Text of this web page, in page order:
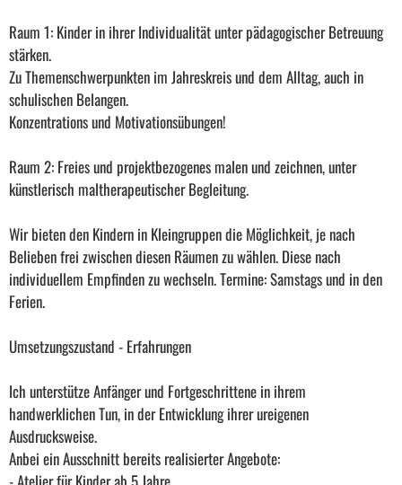
Raum 1: Kinder in ihrer Individualität unter pädagogischer Betreuung
stärken.
Zu Themenschwerpunkten im Jahreskreis und dem Alltag, auch in
schulischen Belangen.
Konzentrations und Motivationsübungen!
Raum 2: Freies und projektbezogenes malen und zeichnen, unter
künstlerisch maltherapeutischer Begleitung.
Wir bieten den Kindern in Kleingruppen die Möglichkeit, je nach
Belieben frei zwischen diesen Räumen zu wählen. Diese nach
individuellem Empfinden zu wechseln. Termine: Samstags und in den
Ferien.
Umsetzungszustand - Erfahrungen
Ich unterstütze Anfänger und Fortgeschrittene in ihrem
handwerklichen Tun, in der Entwicklung ihrer ureigenen
Ausdrucksweise.
Anbei ein Ausschnitt bereits realisierter Angebote: